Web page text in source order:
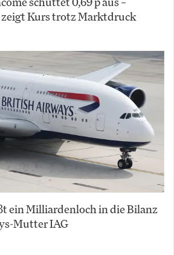
Kurs trotz Marktdruck
ein Milliardenloch in die Bilanz
Mutter IAG